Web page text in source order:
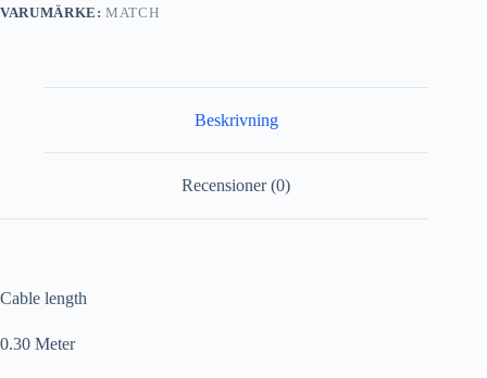
VARUMÄRKE:MATCH
Beskrivning
Recensioner (0)
Cable length
0.30 Meter